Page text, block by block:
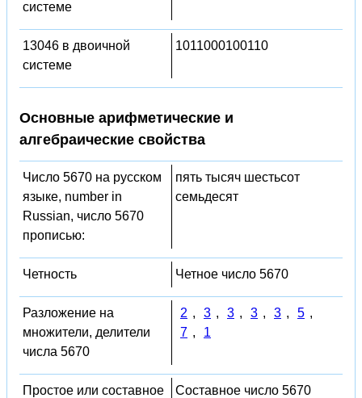
системе
13046 в двоичной
системе
1011000100110
Основные арифметические и
алгебраические свойства
Число 5670 на русском
языке, number in
Russian, число 5670
прописью:
пять тысяч шестьсот
семьдесят
Четность Четное число 5670
Разложение на
множители, делители
числа 5670
2 , 3 , 3 , 3 , 3 , 5 ,
7 , 1
Простое или составное
Составное число 5670